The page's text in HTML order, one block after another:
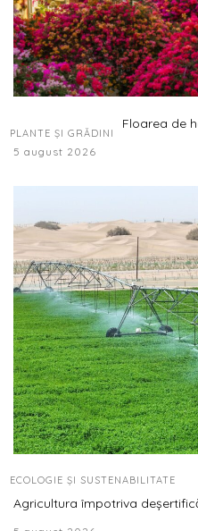
PLANTE ȘI GRĂDINI
Floarea de
5 august 2026
ECOLOGIE ȘI SUSTENABILITATE
Agricultura împotriva